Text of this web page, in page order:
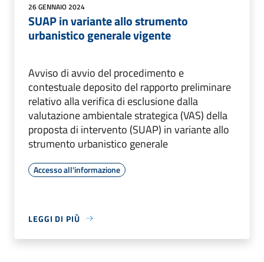
26 GENNAIO 2024
SUAP in variante allo strumento
urbanistico generale vigente
Avviso di avvio del procedimento e
contestuale deposito del rapporto preliminare
relativo alla verifica di esclusione dalla
valutazione ambientale strategica (VAS) della
proposta di intervento (SUAP) in variante allo
strumento urbanistico generale
Accesso all'informazione
LEGGI DI PIÙ